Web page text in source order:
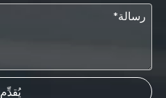
يُقدِّم